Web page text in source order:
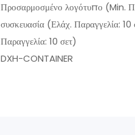
Προσαρμοσμένο λογότυπο (Min.
συσκευασία (Ελάχ. Παραγγελία:
Παραγγελία: 10 σετ)
DXH-CONTAINER